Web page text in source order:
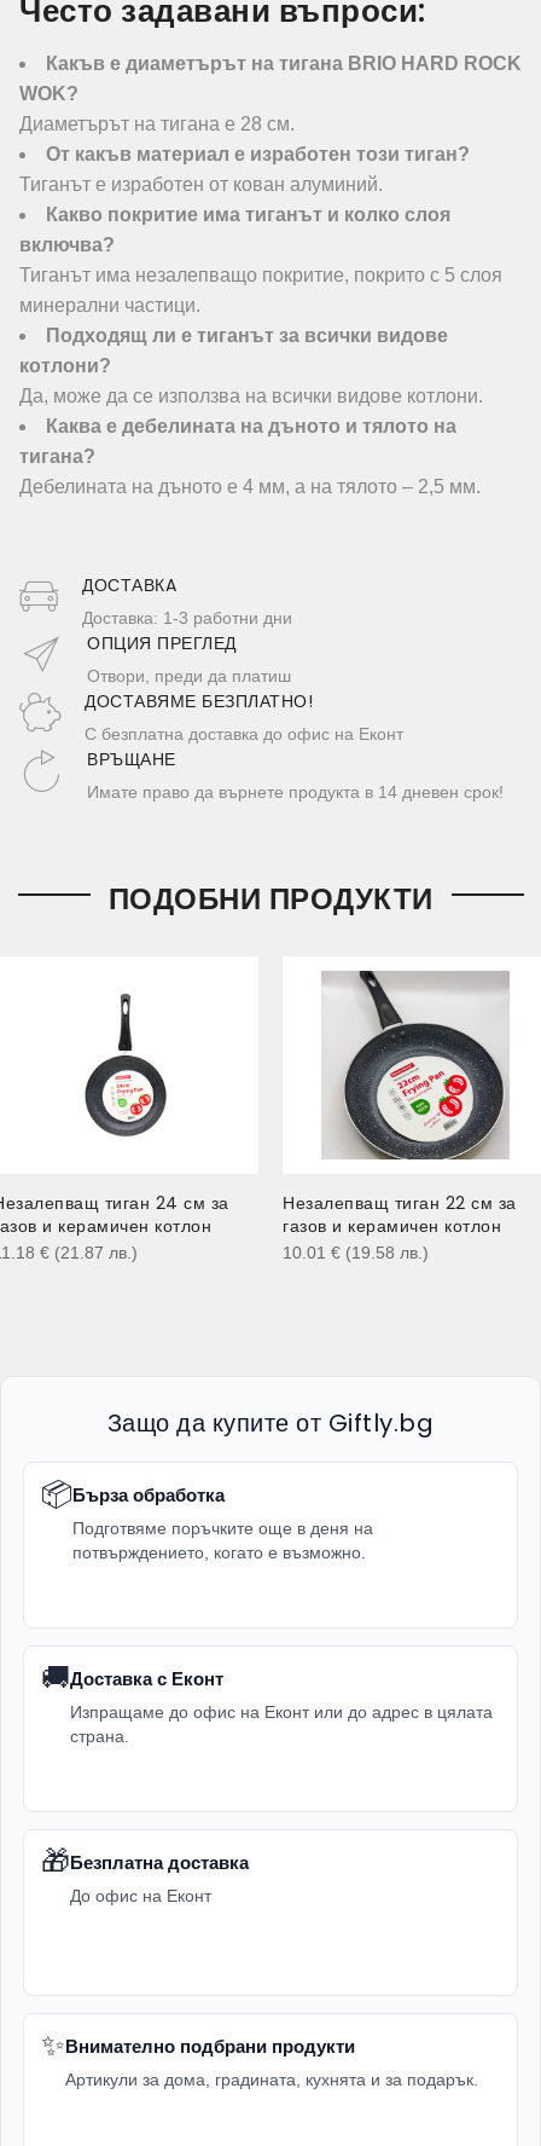
Често задавани въпроси:
Какъв е диаметърът на тигана BRIO HARD ROCK
WOK?
Диаметърът на тигана е 28 см.
От какъв материал е изработен този тиган?
Тиганът е изработен от кован алуминий.
Какво покритие има тиганът и колко слоя
включва?
Тиганът има незалепващо покритие, покрито с 5 слоя
минерални частици.
Подходящ ли е тиганът за всички видове
котлони?
Да, може да се използва на всички видове котлони.
Каква е дебелината на дъното и тялото на
тигана?
Дебелината на дъното е 4 мм, а на тялото – 2,5 мм.
ДОСТАВКA
Доставка: 1-3 работни дни
ОПЦИЯ ПРЕГЛЕД
Отвори, преди да платиш
ДОСТАВЯМЕ БЕЗПЛАТНО!
С безплатна доставка до офис на Еконт
ВРЪЩАНЕ
Имате право да върнете продукта в 14 дневен срок!
ПОДОБНИ ПРОДУКТИ
тиган 24 см за
и керамичен котлон
€ (21.87 лв. )
Незалепващ тиган 22 см за
газов и керамичен котлон
10.01 € (19.58 лв. )
Защо да купите от Giftly.bg
📦Бърза обработка
Подготвяме поръчките още в деня на
потвърждението, когато е възможно.
🚚Доставка с Еконт
Изпращаме до офис на Еконт или до адрес в цялата
страна.
🎁Безплатна доставка
До офис на Еконт
✨Внимателно подбрани продукти
Артикули за дома, градината, кухнята и за подарък.